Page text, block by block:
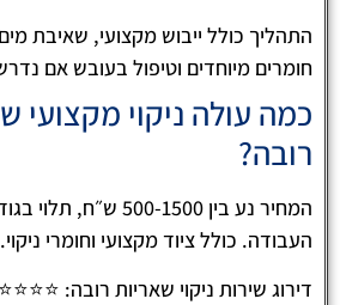
התהליך כולל ייבוש מקצועי, שאיבת
חומרים מיוחדים וטיפול בעובש אם
כמה עולה ניקוי מקצועי
רובה?
המחיר נע בין 500-1500
העבודה. כולל ציוד מקצועי וחומרי ניקוי.